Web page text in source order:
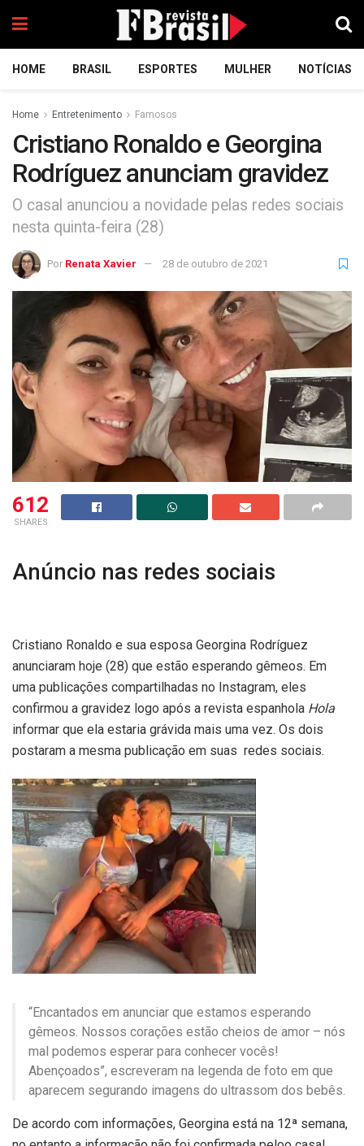
HOME BRASIL ESPORTES MULHER NOTÍCIAS
Home Entretenimento Famosos
Cristiano Ronaldo e Georgina
Rodríguez anunciam gravidez
O casal anunciou a novidade pelas redes sociais
nesta quinta-feira (28)
Por Renata Xavier 28 de outubro de 2021
612
SHARES
Anúncio nas redes sociais
Cristiano Ronaldo e sua esposa Georgina Rodríguez
anunciaram hoje (28) que estão esperando gêmeos. Em
uma publicações compartilhadas no Instagram, eles
confirmou a gravidez logo após a revista espanhola Hola
informar que ela estaria grávida mais uma vez. Os dois
postaram a mesma publicação em suas redes sociais.
“Encantados em anunciar que estamos esperando
gêmeos. Nossos corações estão cheios de amor – nós
mal podemos esperar para conhecer vocês!
Abençoados”, escreveram na legenda de foto em que
aparecem segurando imagens do ultrassom dos bebês.
De acordo com informações, Georgina está na 12ª semana,